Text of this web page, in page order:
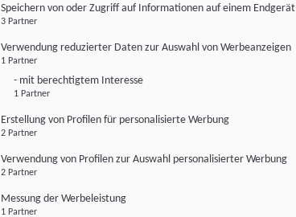
Speichern von oder Zugriff auf Informationen auf einem Endgerät
3 Partner
Verwendung reduzierter Daten zur Auswahl von Werbeanzeigen
1 Partner
- mit berechtigtem Interesse
1 Partner
Erstellung von Profilen für personalisierte Werbung
2 Partner
Verwendung von Profilen zur Auswahl personalisierter Werbung
2 Partner
Messung der Werbeleistung
1 Partner